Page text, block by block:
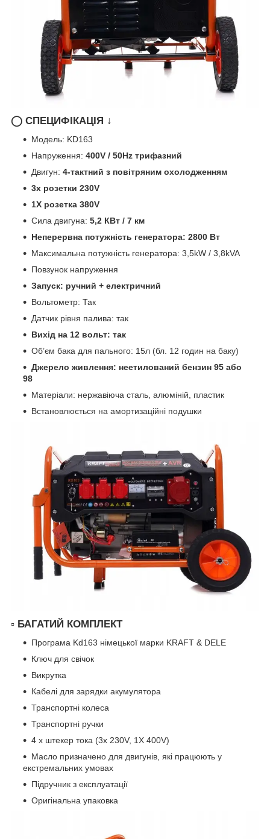
◯ СПЕЦИФІКАЦІЯ ↓
Модель: KD163
Напруження: 400V / 50Hz трифазний
Двигун: 4-тактний з повітряним охолодженням
3x розетки 230V
1X розетка 380V
Сила двигуна: 5,2 КВт / 7 км
Неперервна потужність генератора: 2800 Вт
Максимальна потужність генератора: 3,5kW / 3,8kVA
Повзунок напруження
Запуск: ручний + електричний
Вольтометр: Так
Датчик рівня палива: так
Вихід на 12 вольт: так
Об’єм бака для пального: 15л (бл. 12 годин на баку)
Джерело живлення: неетилований бензин 95 або
98
Матеріали: нержавіюча сталь, алюміній, пластик
Встановлюється на амортизаційні подушки
▫ БАГАТИЙ КОМПЛЕКТ
Програма Kd163 німецької марки KRAFT & DELE
Ключ для свічок
Викрутка
Кабелі для зарядки акумулятора
Транспортні колеса
Транспортні ручки
4 x штекер тока (3x 230V, 1X 400V)
Масло призначено для двигунів, які працюють у
екстремальних умовах
Підручник з експлуатації
Оригінальна упаковка